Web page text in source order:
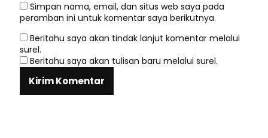
Simpan nama, email, dan situs web saya pada
peramban ini untuk komentar saya berikutnya.
Beritahu saya akan tindak lanjut komentar melalui
surel.
Beritahu saya akan tulisan baru melalui surel.